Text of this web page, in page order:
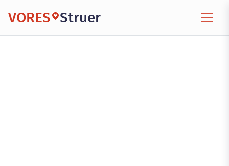
VORES Struer